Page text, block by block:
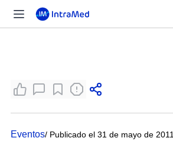
Eventos/ Publicado el 31 de mayo de 2011